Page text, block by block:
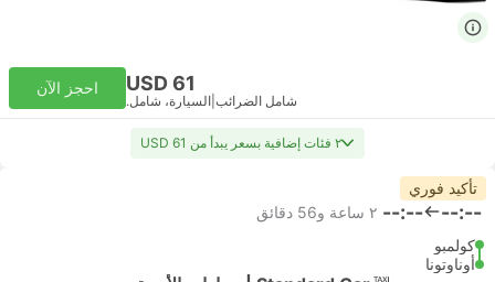
USD 61
شامل الضرائب السيارة، شامل.
احجز الآن
٢ فئات إضافية بسعر يبدأ من USD 61
تأكيد فوري
--:--
--:-- ٢ ساعة و‫56 دقائق
كولمبو
أوناوتونا